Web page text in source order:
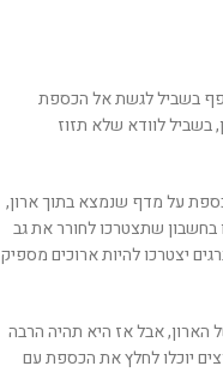
בשביל לגשת אל הכספת
בשביל לוודא שלא תזוז
על מדף שנמצא בתוך ארון,
שתצטרכו לחורר את גב
יצטרכו להיות ארוכים מספיק
הארון, אבל אז היא תהיה הרבה
יוכלו לחלץ את הכספת עם